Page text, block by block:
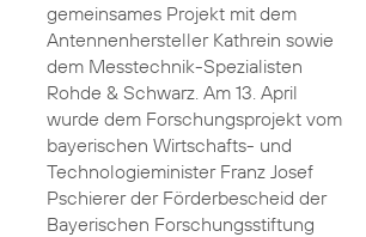
gemeinsames Projekt mit dem
Antennenhersteller Kathrein sowie
dem Messtechnik-Spezialisten
Rohde & Schwarz. Am 13. April
wurde dem Forschungsprojekt vom
bayerischen Wirtschafts- und
Technologieminister Franz Josef
Pschierer der Förderbescheid der
Bayerischen Forschungsstiftung